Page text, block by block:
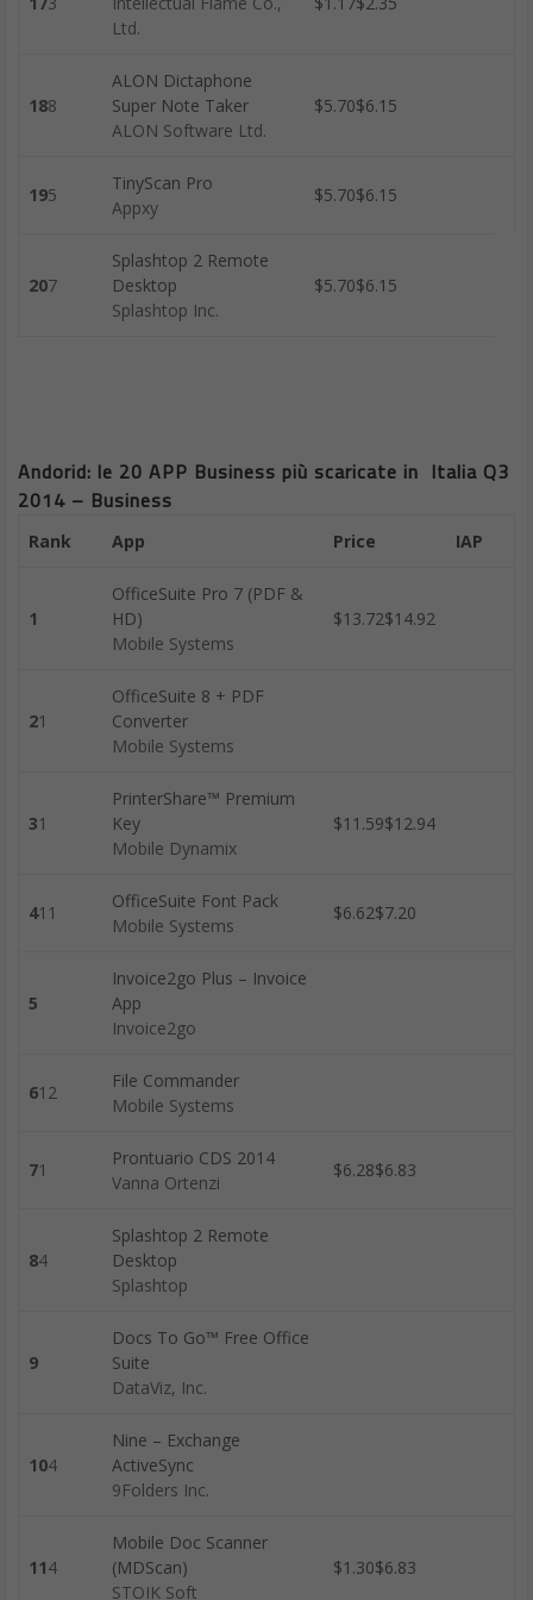
Ltd.
188
ALON Dictaphone
Super Note Taker
ALON Software Ltd.
$5.70$6.15
195
TinyScan Pro
Appxy
$5.70$6.15
207
Splashtop 2 Remote
Desktop
Splashtop Inc.
$5.70$6.15
Andorid: le 20 APP Business più scaricate in Italia Q3
2014 – Business
Rank App Price IAP
1
OfficeSuite Pro 7 (PDF &
HD)
Mobile Systems
$13.72$14.92
21
OfficeSuite 8 + PDF
Converter
Mobile Systems
31
PrinterShare™ Premium
Key
Mobile Dynamix
$11.59$12.94
411
OfficeSuite Font Pack
Mobile Systems
$6.62$7.20
5
Invoice2go Plus – Invoice
App
Invoice2go
612
File Commander
Mobile Systems
71
Prontuario CDS 2014
Vanna Ortenzi
$6.28$6.83
84
Splashtop 2 Remote
Desktop
Splashtop
9
Docs To Go™ Free Office
Suite
DataViz, Inc.
104
Nine – Exchange
ActiveSync
9Folders Inc.
114
Mobile Doc Scanner
(MDScan)
STOIK Soft
$1.30$6.83